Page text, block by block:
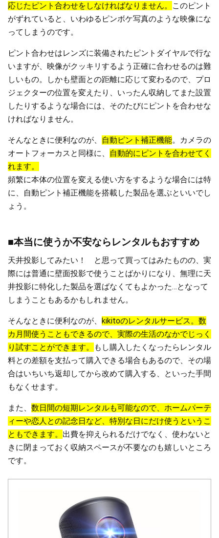
応じたピント合わせをしなければなりません。
このピント
がずれていると、いわゆるピンボケ写真のような映像にな
ってしまうのです。
ピント合わせはレンズに装備されたピントダイヤルで行な
いますが、映像がクッキリするよう正確に合わせるのは難
しいもの。しかも壁面との距離に応じて変わるので、プロ
ジェクターの位置を変えたり、いったん収納してまた設置
したりするような場合には、そのたびにピントを合わせな
ければなりません。
そんなときに便利なのが、 自動ピント補正機能。カメラの
オートフォーカスと同様に、
自動的にピントを合わせてく
れます。
頻繁に本体の位置を変える使い方をするような場合には特
に、自動ピント補正機能を搭載した製品を選ぶといいでし
ょう。
■本当に使うか不安ならレンタルもおすすめ
天井投影してみたい！ と思って買ってはみたものの、実
際には普通に壁面投影で使うことばかりになり、無理に天
井投影に特化した製品を選ばなくてもよかった…となって
しまうこともあるかもしれません。
そんなときに便利なのが、 kikitoのレンタルサービス。数
カ月間使うこともできるので、実際の生活のなかでじっく
り試すことができます。
もし購入したくなったらレンタル
料との差額を支払って購入できる場合もあるので、その場
合はいちいち返却してから改めて購入する、といった手間
もなくせます。
また、 数日間の短期レンタルも可能なので、ホームパーテ
ィーや恋人との記念日など、特別な日にだけ使うというこ
ともできます。 出費を抑えられるだけでなく、使わないと
きに閉まっておく収納スペースが不要なのも嬉しいところ
です。